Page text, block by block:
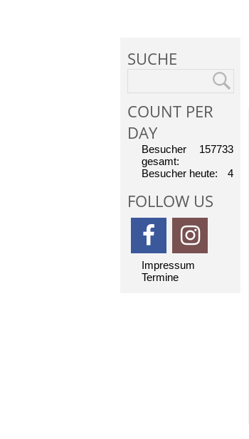
SUCHE
COUNT PER
DAY
157733
Besucher
gesamt:
4
Besucher heute:
FOLLOW US
Impressum
Termine